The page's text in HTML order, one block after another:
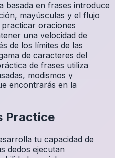
basada en frases introduce
mayúsculas y el flujo
oraciones
una velocidad de
de los límites de las
de caracteres del
de frases utiliza
modismos y
encontrarás en la
Practice
tu capacidad de
dedos ejecutan